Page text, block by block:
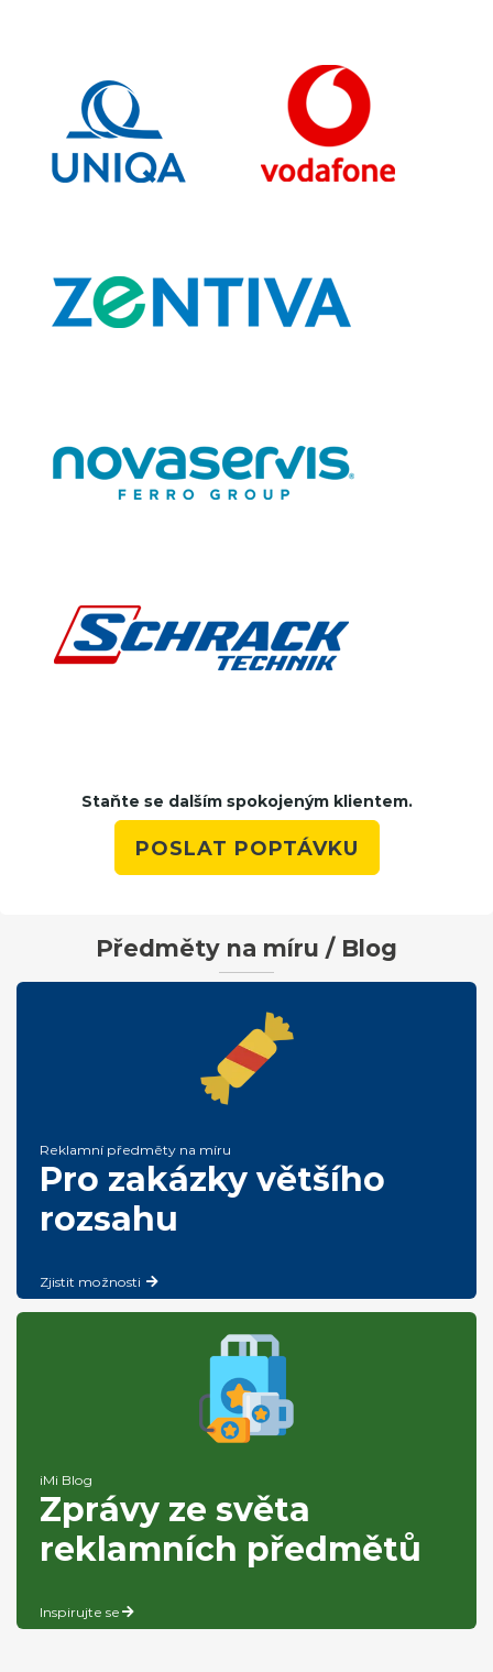
Staňte se dalším spokojeným klientem.
POSLAT POPTÁVKU
Předměty na míru / Blog
Reklamní předměty na míru
Pro zakázky většího
rozsahu
Zjistit možnosti
iMi Blog
Zprávy ze světa
reklamních předmětů
Inspirujte se